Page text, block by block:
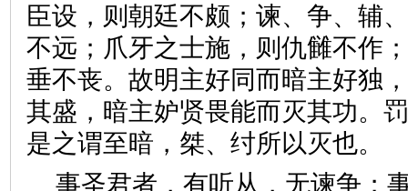
臣设，则朝廷不颇；谏、争、辅
不远；爪牙之士施，则仇雠不作
垂不丧。故明主好同而暗主好独
其盛，暗主妒贤畏能而灭其功。
是之谓至暗，桀、纣所以灭
事圣君者，有听从，无谏争；